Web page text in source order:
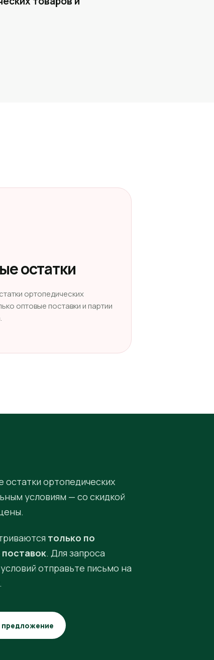
остатки
ортопедических
оптовые поставки и партии
остатки ортопедических
условиям — со скидкой
только по
. Для запроса
отправьте письмо на
предложение